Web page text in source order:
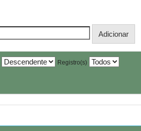
Registro(s)